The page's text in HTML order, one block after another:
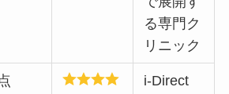
る専門ク
リニック
i-Direct